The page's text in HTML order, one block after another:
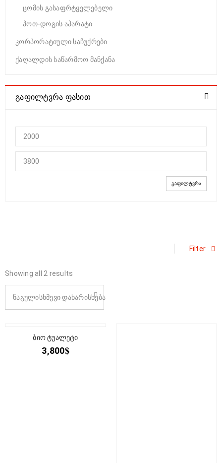
ცომის გასაფრტყელებელი
ჰოთ-დოგის აპარატი
კორპორატიული საჩუქრები
ქაღალდის საწარმოო მანქანა
ᲒᲐᲤᲘᲚᲢᲕᲠᲐ ᲤᲐᲡᲘᲗ
ᲒᲐᲤᲘᲚᲢᲕᲠᲐ
Filter
Showing all 2 results
ნაგულისხმევი დახარისხება
ბიო ტუალეტი
3,800$